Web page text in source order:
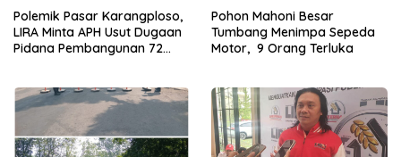
Polemik Pasar Karangploso,
LIRA Minta APH Usut Dugaan
Pidana Pembangunan 72
Pohon Mahoni Besar
Tumbang Menimpa Sepeda
Motor, 9 Orang Terluka